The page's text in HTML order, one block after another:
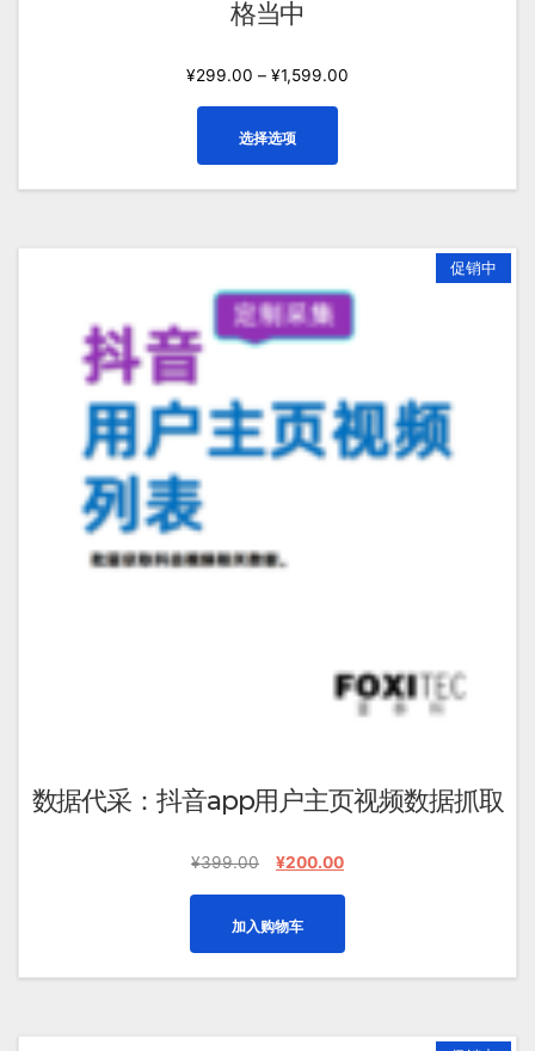
格当中
¥299.00 – ¥1,599.00
选择选项
变
可
产
品
页
选
项
促销中
数据代采：抖音app用户主页视频数据抓取
¥399.00
原
¥399.00。
¥200.00当
为：
¥200.00。
加入购物车